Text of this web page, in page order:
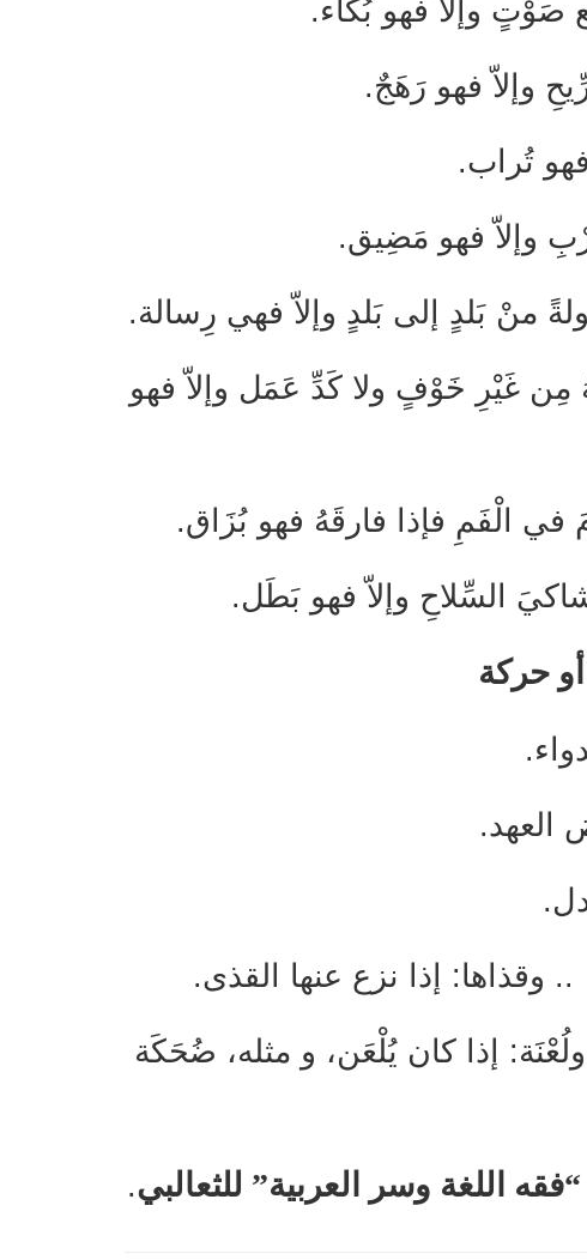
صَوْتٍ وإلاّ فهو بُكَاء.
وإلاّ فهو رَهَجٌ.
فهو تُراب.
وإلاّ فهو مَضِيق.
منْ بَلدٍ إلى بَلدٍ وإلاّ فهي رِسالة.
مِن غَيْرِ خَوْفٍ ولا كَدِّ عَمَل وإلاّ فهو
في الْفَمِ فإذا فارقَهُ فهو بُزَاق.
السِّلاحِ وإلاّ فهو بَطَل.
حركة
العهد.
وقذاها: إذا نزع عنها القذى.
إذا كان يُلْعَن، و مثله، ضُحَكَة
اللغة وسر العربية” للثعالبي.